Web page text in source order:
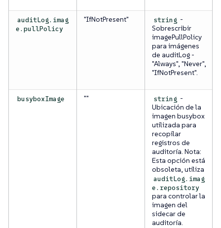
auditLog.imag
e.pullPolicy
"IfNotPresent" string -
Sobrescribir
imagePullPolicy
para imágenes
de auditLog -
"Always", "Never",
"IfNotPresent".
busyboxImage "" string -
Ubicación de la
imagen busybox
utilizada para
recopilar
registros de
auditoría. Nota:
Esta opción está
obsoleta, utiliza
auditLog.imag
e.repository
para controlar la
imagen del
sidecar de
auditoría.